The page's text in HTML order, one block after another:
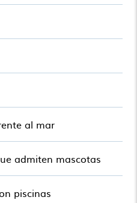
al mar
admiten mascotas
piscinas